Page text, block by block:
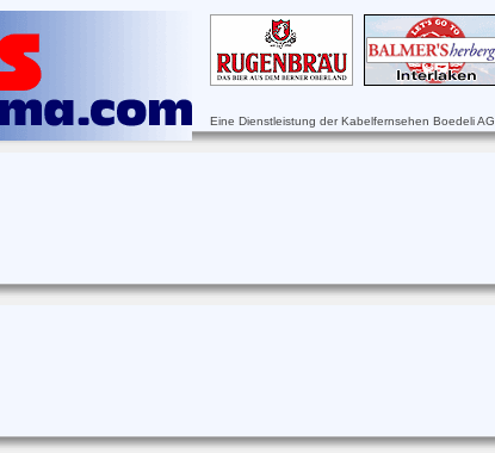
Eine Dienstleistung der Kabelfernsehen Boedeli AG